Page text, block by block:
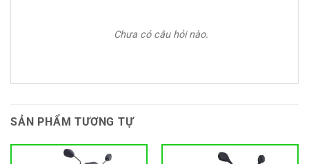
Chưa có câu hỏi nào.
SẢN PHẨM TƯƠNG TỰ